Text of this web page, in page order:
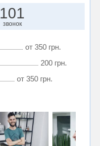
101
звонок
от 350 грн.
200 грн.
от 350 грн.